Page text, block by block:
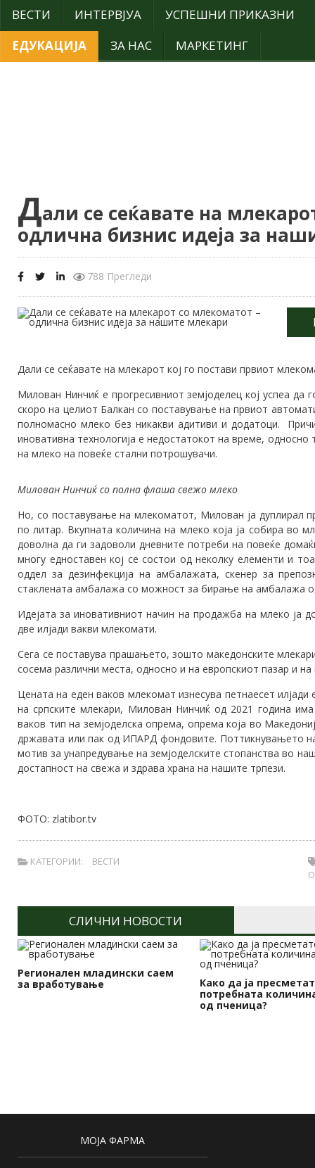
ВЕСТИ ИНТЕРВЈУА
УСПЕШНИ ПРИКАЗНИ
ЕДУКАЦИЈА
ЗА НАС МАРКЕТИНГ
Дали се сеќавате на
одлична бизнис идеја за
788 Прегледи
Дали се сеќавате на млекарот кој го постави првиот
Милован Нинчиќ е прогресивниот земјоделец кој успеа да
скоро на целиот Балкан со поставување на првиот
полномасно млеко без никакви адитиви и додатоци.
иновативна технологија е недостатокот на време,
на млеко на повеќе стални потрошувачи.
Милован Нинчиќ со полна флаша свежо млеко
Но, со поставување на млекоматот, Милован ја дуплирал
по литар. Вкупната количина на млеко која ја собира во
доволна да ги задоволи дневните потреби на повеќе
многу едноставен кој се состои од неколку елементи и
оддел за дезинфекција на амбалажата, скенер за
стаклената амбалажа со можност за бирање на амбалажа
Идејата за иновативниот начин на продажба на млеко ја
две илјади вакви млекомати.
Сега се поставува прашањето, зошто македонските
сосема различни места, односно и на европскиот пазар и
Цената на еден ваков млекомат изнесува петнаесет
на српските млекари, Милован Нинчиќ од 2021 година
ваков тип на земјоделска опрема, опрема која во
државата или пак од ИПАРД фондовите. Поттикнувањето
мотив за унапредување на земјоделските стопанства во
достапност на свежа и здрава храна на нашите трпези.
ФОТО: zlatibor.tv
КАТЕГОРИИ:
ВЕСТИ
СЛИЧНИ НОВОСТИ
Регионален младински саем
за вработување
Како да ја
потребната
од пченица?
МОЈА ФАРМА